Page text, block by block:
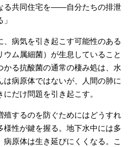
る共同住宅を――自分たちの排泄
、病気を引き起こす可能性のある
ム属細菌）が生息していること
かる抗酸菌の通常の棲み処は、水
は病原体ではないが、人間の肺に
だけ問題を引き起こす。
殖するのを防ぐためにはどうすれ
様性が鍵を握る。地下水中には多
原体は生き延びにくくなる。こ